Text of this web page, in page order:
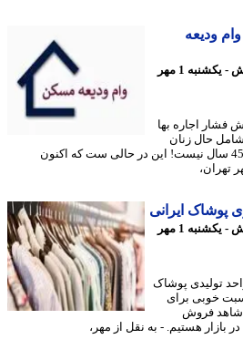
23 ماه پیش - یکشنبه 1 مهر
اجاره بها
زنان
از 35 سال و مردان کمتر از 45 سال نیست! این در حالی ست که اکنون
ایرانی
23 ماه پیش - یکشنبه 1 مهر
پوشاک
برای
فروش
هستیم. - به نقل از مهر،